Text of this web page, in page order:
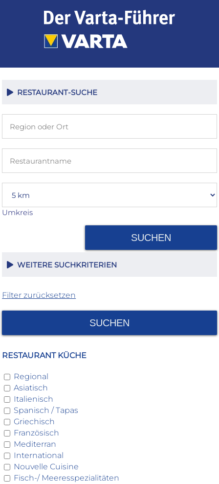
RESTAURANT-SUCHE
Umkreis
SUCHEN
WEITERE SUCHKRITERIEN
Filter zurücksetzen
SUCHEN
RESTAURANT KÜCHE
Regional
Asiatisch
Italienisch
Spanisch / Tapas
Griechisch
Französisch
Mediterran
International
Nouvelle Cuisine
Fisch-/ Meeresspezialitäten